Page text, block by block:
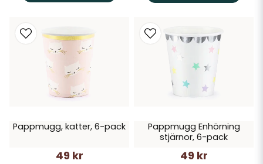
Pappmugg, katter, 6-pack
49 kr
Pappmugg Enhörning
stjärnor, 6-pack
49 kr